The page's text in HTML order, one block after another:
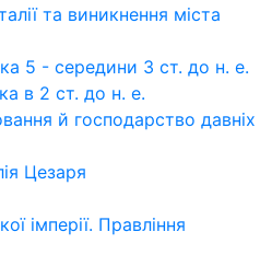
та виникнення міста
5 - середини 3 ст. до н. е.
в 2 ст. до н. е.
й господарство давніх
Цезаря
імперії. Правління